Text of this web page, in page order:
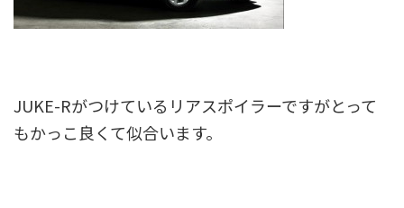
JUKE-Rがつけているリアスポイラーですがとって
もかっこ良くて似合います。